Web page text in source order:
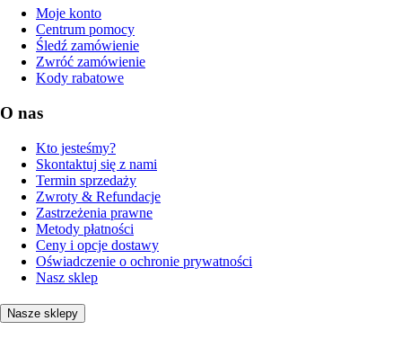
Moje konto
Centrum pomocy
Śledź zamówienie
Zwróć zamówienie
Kody rabatowe
O nas
Kto jesteśmy?
Skontaktuj się z nami
Termin sprzedaży
Zwroty & Refundacje
Zastrzeżenia prawne
Metody płatności
Ceny i opcje dostawy
Oświadczenie o ochronie prywatności
Nasz sklep
Nasze sklepy